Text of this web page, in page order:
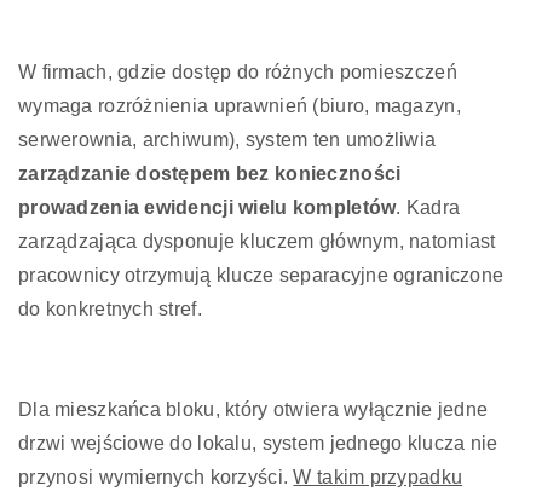
W firmach, gdzie dostęp do różnych pomieszczeń
wymaga rozróżnienia uprawnień (biuro, magazyn,
serwerownia, archiwum), system ten umożliwia
zarządzanie dostępem bez konieczności
prowadzenia ewidencji wielu kompletów. Kadra
zarządzająca dysponuje kluczem głównym, natomiast
pracownicy otrzymują klucze separacyjne ograniczone
do konkretnych stref.
Dla mieszkańca bloku, który otwiera wyłącznie jedne
drzwi wejściowe do lokalu, system jednego klucza nie
przynosi wymiernych korzyści.W takim przypadku